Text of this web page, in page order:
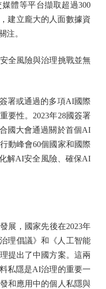
體等平台擷取超過300
建立龐大的人面數據資
注。
風險與治理挑戰並無
或通過的多項AI國際
要性。2023年28國簽署
國大會通過關於首個AI
動峰會60個國家和國際
解AI安全風險、確保AI
，國家先後在2023年
理倡議》和《人工智能
提出了中國方案。這兩
私隱是AI治理的重要一
和應用中的個人私隱與